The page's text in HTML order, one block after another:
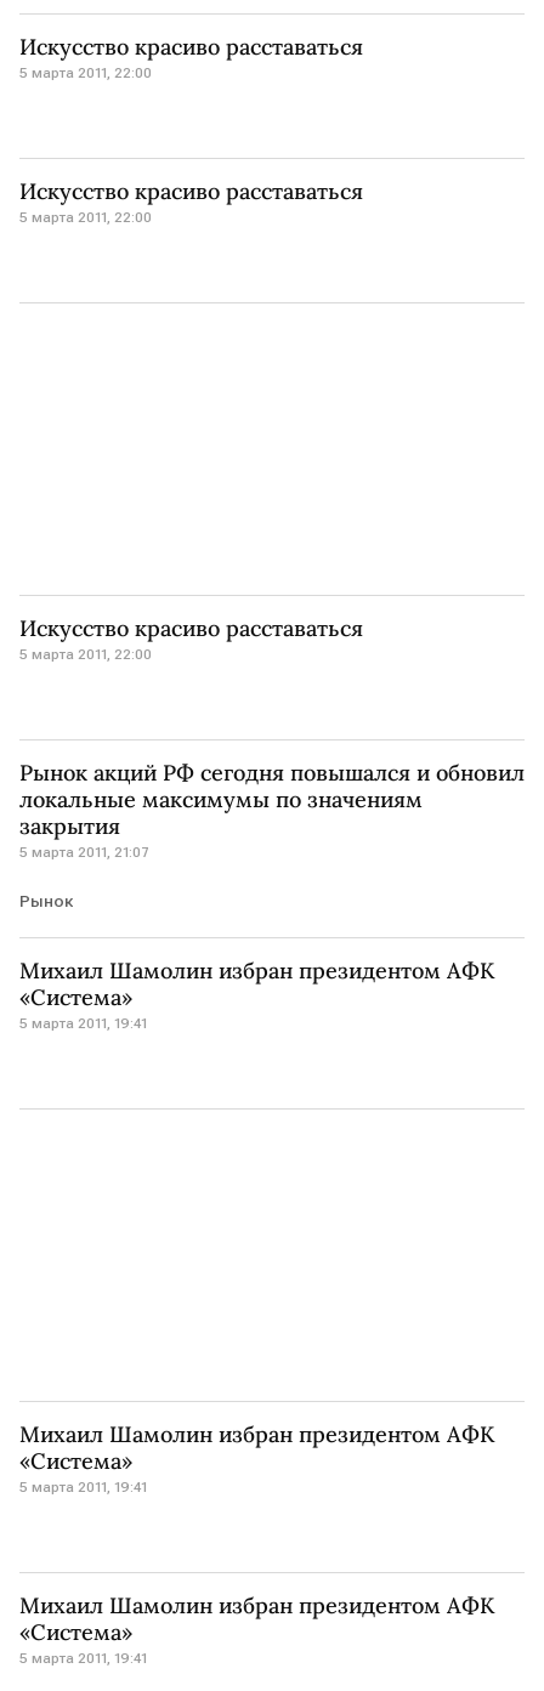
Искусство красиво расставаться
5 марта 2011, 22:00
Искусство красиво расставаться
5 марта 2011, 22:00
Искусство красиво расставаться
5 марта 2011, 22:00
Рынок акций РФ сегодня повышался и обновил
локальные максимумы по значениям
закрытия
5 марта 2011, 21:07
Рынок
Михаил Шамолин избран президентом АФК
«Система»
5 марта 2011, 19:41
Михаил Шамолин избран президентом АФК
«Система»
5 марта 2011, 19:41
Михаил Шамолин избран президентом АФК
«Система»
5 марта 2011, 19:41